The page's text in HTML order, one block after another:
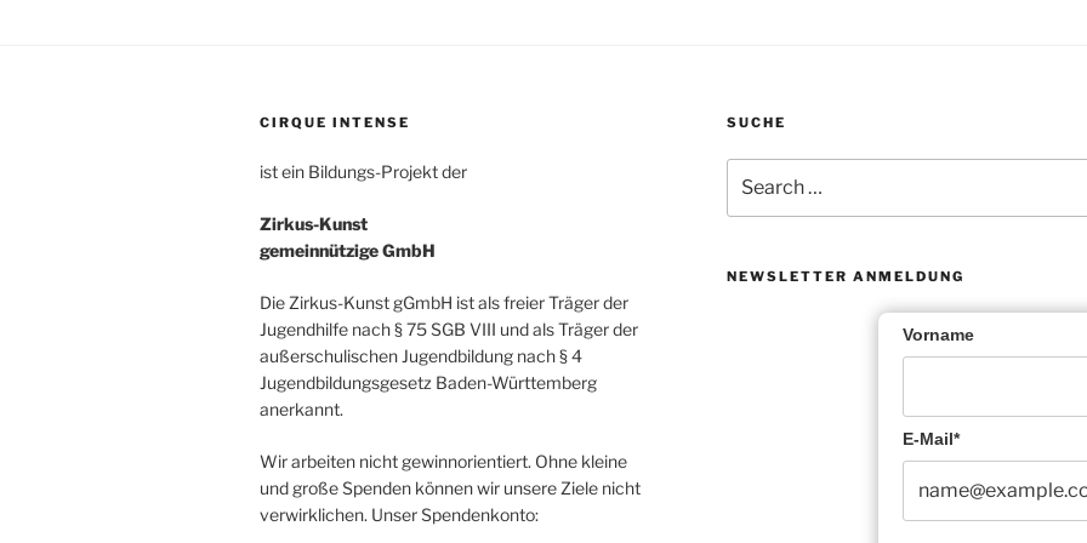
CIRQUE INTENSE
ist ein Bildungs-Projekt der
Zirkus-Kunst
gemeinnützige GmbH
Die Zirkus-Kunst gGmbH ist als freier Träger der
Jugendhilfe nach § 75 SGB VIII und als Träger der
außerschulischen Jugendbildung nach § 4
Jugendbildungsgesetz Baden-Württemberg
anerkannt.
Wir arbeiten nicht gewinnorientiert. Ohne kleine
und große Spenden können wir unsere Ziele nicht
verwirklichen. Unser Spendenkonto:
SUCHE
for:
NEWSLETTER ANMELDUNG
Vorname
E-Mail*